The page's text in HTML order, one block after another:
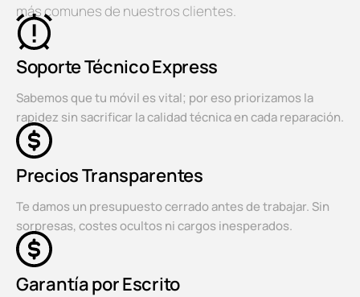
más comunes de nuestros clientes.
Soporte Técnico Express
Sabemos que tu móvil es vital; por eso priorizamos la
rapidez sin sacrificar la calidad técnica en cada reparación.
Precios Transparentes
Te damos un presupuesto cerrado antes de trabajar. Sin
sorpresas, costes ocultos ni cargos inesperados.
Garantía por Escrito